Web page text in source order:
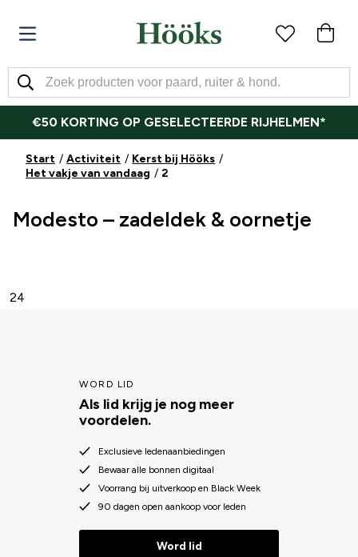
€50 KORTING OP GESELECTEERDE RIJHELMEN*
Start Activiteit
Kerst bij Hööks
Het vakje van vandaag
2
Modesto – zadeldek & oornetje
24
WORD LID
Als lid krijg je nog meer
voordelen.
Exclusieve ledenaanbiedingen
Bewaar alle bonnen digitaal
Voorrang bij uitverkoop en Black Week
90 dagen open aankoop voor leden
Word lid